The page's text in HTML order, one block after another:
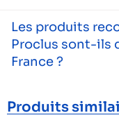
Les produits
Proclus sont-ils
France ?
Produits